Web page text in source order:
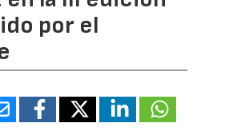
por el